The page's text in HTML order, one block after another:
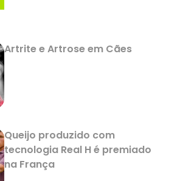
Artrite e Artrose em Cães
Queijo produzido com
tecnologia Real H é premiado
na França